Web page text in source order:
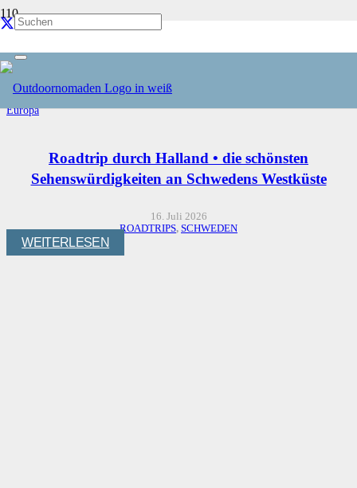
Start
Reiseziele
Europa
Roadtrip durch Halland • die schönsten
Sehenswürdigkeiten an Schwedens Westküste
16. Juli 2026
ROADTRIPS, SCHWEDEN
WEITERLESEN